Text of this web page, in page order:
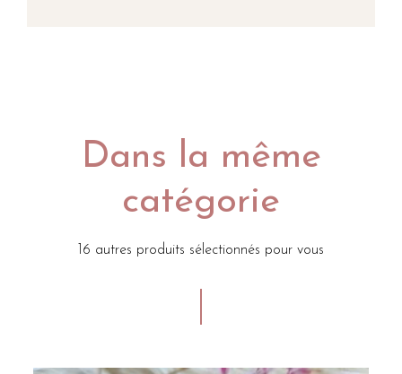
Dans la même
catégorie
16 autres produits sélectionnés pour vous